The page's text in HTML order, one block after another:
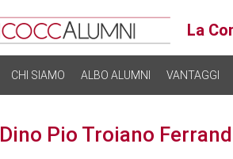
La
CHI SIAMO ALBO ALUMNI VANTAGGI
Dino Pio Troiano